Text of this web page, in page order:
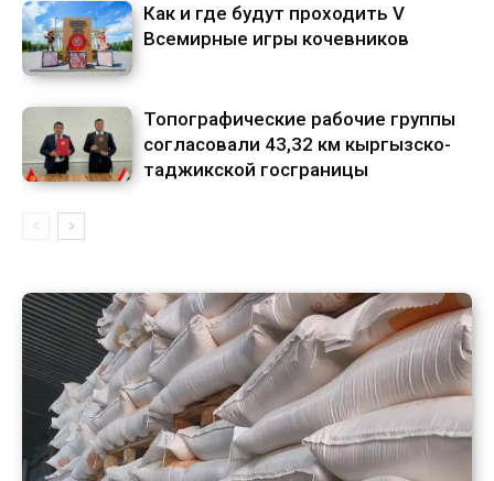
Как и где будут проходить V
Всемирные игры кочевников
Топографические рабочие группы
согласовали 43,32 км кыргызско-
таджикской госграницы